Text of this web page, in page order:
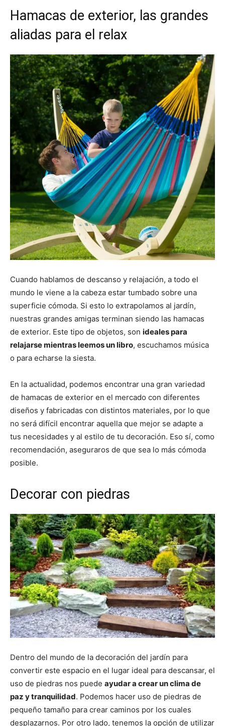
Hamacas de exterior, las grandes
aliadas para el relax
Cuando hablamos de descanso y relajación, a todo el
mundo le viene a la cabeza estar tumbado sobre una
superficie cómoda. Si esto lo extrapolamos al jardín,
nuestras grandes amigas terminan siendo las hamacas
de exterior. Este tipo de objetos, son ideales para
relajarse mientras leemos un libro, escuchamos música
o para echarse la siesta.
En la actualidad, podemos encontrar una gran variedad
de hamacas de exterior en el mercado con diferentes
diseños y fabricadas con distintos materiales, por lo que
no será difícil encontrar aquella que mejor se adapte a
tus necesidades y al estilo de tu decoración. Eso sí, como
recomendación, aseguraros de que sea lo más cómoda
posible.
Decorar con piedras
Dentro del mundo de la decoración del jardín para
convertir este espacio en el lugar ideal para descansar, el
uso de piedras nos puede ayudar a crear un clima de
paz y tranquilidad. Podemos hacer uso de piedras de
pequeño tamaño para crear caminos por los cuales
desplazarnos. Por otro lado, tenemos la opción de utilizar